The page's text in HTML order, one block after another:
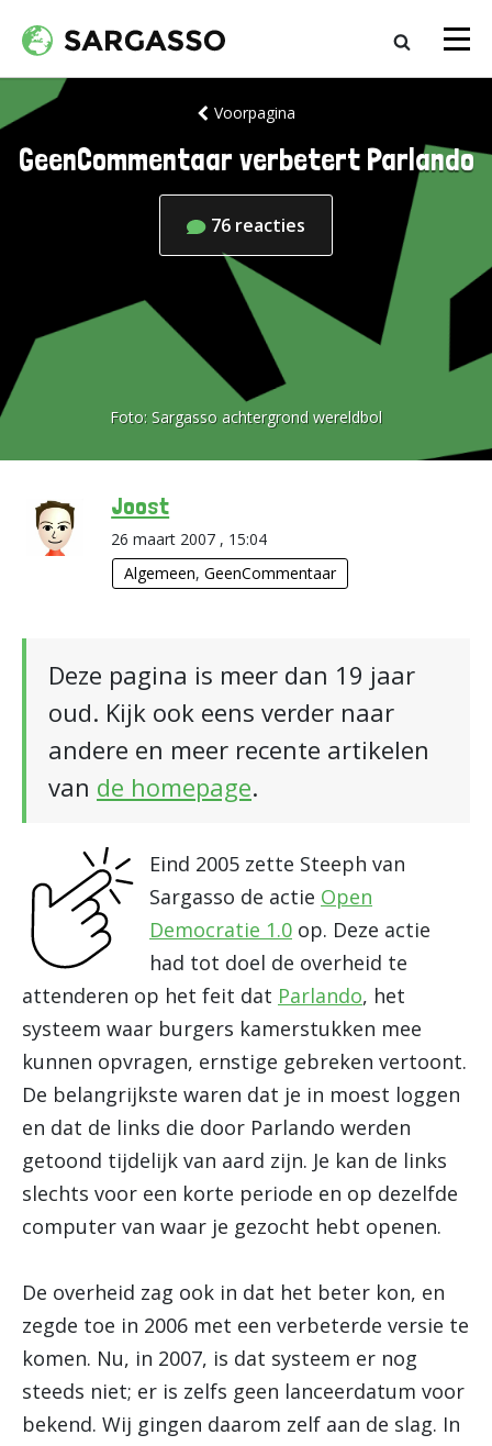
Voorpagina
GeenCommentaar verbetert Parlando
76 reacties
Foto: Sargasso achtergrond wereldbol
Joost
26 maart 2007 , 15:04
Algemeen,GeenCommentaar
Deze pagina is meer dan 19 jaar
oud. Kijk ook eens verder naar
andere en meer recente artikelen
van de homepage.
Eind 2005 zette Steeph van
Sargasso de actie Open
Democratie 1.0 op. Deze actie
had tot doel de overheid te
attenderen op het feit dat Parlando, het
systeem waar burgers kamerstukken mee
kunnen opvragen, ernstige gebreken vertoont.
De belangrijkste waren dat je in moest loggen
en dat de links die door Parlando werden
getoond tijdelijk van aard zijn. Je kan de links
slechts voor een korte periode en op dezelfde
computer van waar je gezocht hebt openen.
De overheid zag ook in dat het beter kon, en
zegde toe in 2006 met een verbeterde versie te
komen. Nu, in 2007, is dat systeem er nog
steeds niet; er is zelfs geen lanceerdatum voor
bekend. Wij gingen daarom zelf aan de slag. In